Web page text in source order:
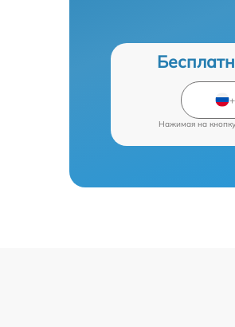
Нажимая на